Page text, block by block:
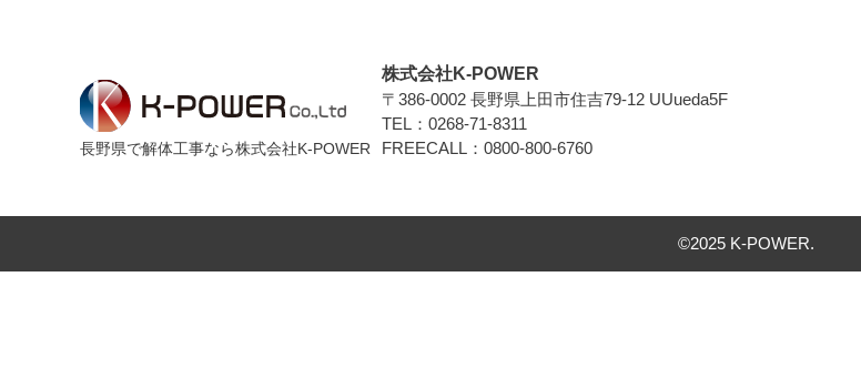
長野県で解体工事なら株式会社K-POWER
株式会社K-POWER
〒386-0002 長野県上田市住吉79-12 UUueda5F
TEL：0268-71-8311
FREECALL：0800-800-6760
©2025 K-POWER.